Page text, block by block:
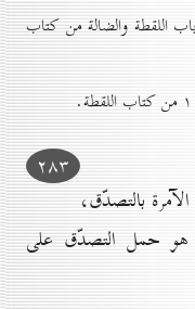
يحضره الفقيه، ج۳، ص۲۹٦، باب اللقطة والضالة من كتاب
۲۸۳
بالتصدّق،
هو حمل التصدّق على